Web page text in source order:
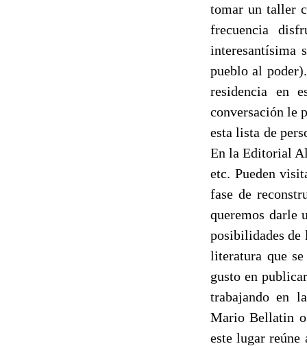
tomar un taller
frecuencia
interesantísima
pueblo al
residencia en
conversación le
esta lista de
En la Editorial
etc. Pueden
fase de
queremos darle
posibilidades de
literatura que
gusto en
trabajando en
Mario Bellatin o
este lugar